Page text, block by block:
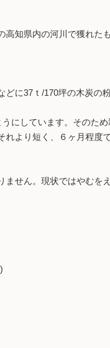
知県内の河川で獲れたも
に37ｔ/170坪の木炭
しています。そのた
より短く、６ヶ月程度で
せん。現状ではやむを